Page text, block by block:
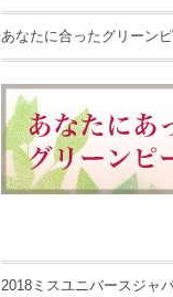
あなたに合ったグリーン
2018ミスユニバースジャ